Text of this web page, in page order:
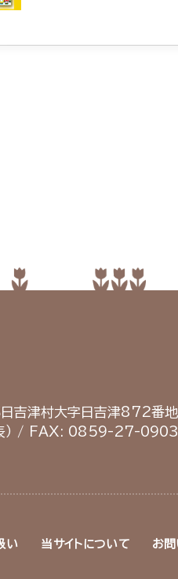
吉津村大字日吉津872番
/ FAX: 0859-27-0903
い 当サイトについて お